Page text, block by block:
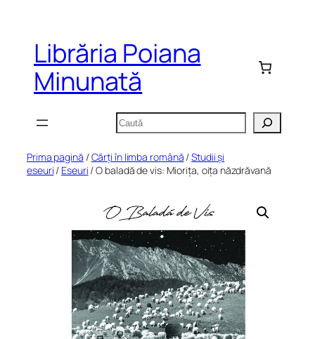
conținutLibrăria Poiana
Minunată
Caută
Prima pagină /Cărți în limba română /Studii și
eseuri / Eseuri / O baladă de vis: Miorița, oița năzdrăvană